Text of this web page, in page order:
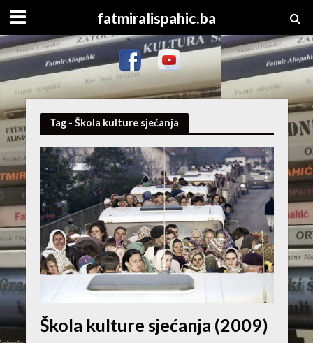
fatmiralispahic.ba
Tag - Škola kulture sjećanja
Škola kulture sjećanja (2009)